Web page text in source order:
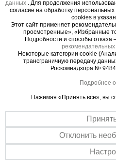
характеристику.
Для комфортной работы
рекомендуем приобрести:
- деревянные настилы (на
необходимо 3 настила);
- ригеля / балку настила (2
- винтовые опоры или
если работаете на мягком
- крепления к стене.
Данные элементы
безопасные конструкции
установленной высоты.
данных
. Для продолжения
согласие на обработку
cookies в
Этот сайт применяет
просмотренные», «Избранные
Подробности и способы отказа
рекомендательных
Некоторые категории cookie
трансграничную передачу
Роскомнадзора №
Подробнее
Нажимая «Принять все», вы
Отклонить